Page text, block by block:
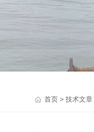
首页 > 技术文章